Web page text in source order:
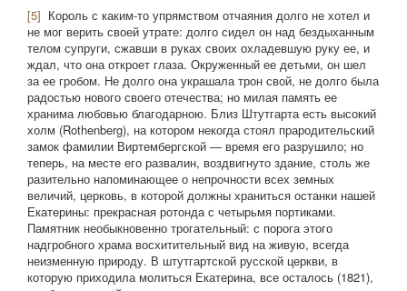
[5] Король с каким-то упрямством отчаяния долго не хотел и
не мог верить своей утрате: долго сидел он над бездыханным
телом супруги, сжавши в руках своих охладевшую руку ее, и
ждал, что она откроет глаза. Окруженный ее детьми, он шел
за ее гробом. Не долго она украшала трон свой, не долго была
радостью нового своего отечества; но милая память ее
хранима любовью благодарною. Близ Штутгарта есть высокий
холм (Rothenberg), на котором некогда стоял прародительский
замок фамилии Виртембергской — время его разрушило; но
теперь, на месте его развалин, воздвигнуто здание, столь же
разительно напоминающее о непрочности всех земных
величий, церковь, в которой должны храниться останки нашей
Екатерины: прекрасная ротонда с четырьмя портиками.
Памятник необыкновенно трогательный: с порога этого
надгробного храма восхитительный вид на живую, всегда
неизменную природу. В штутгартской русской церкви, в
которую приходила молиться Екатерина, все осталось (1821),